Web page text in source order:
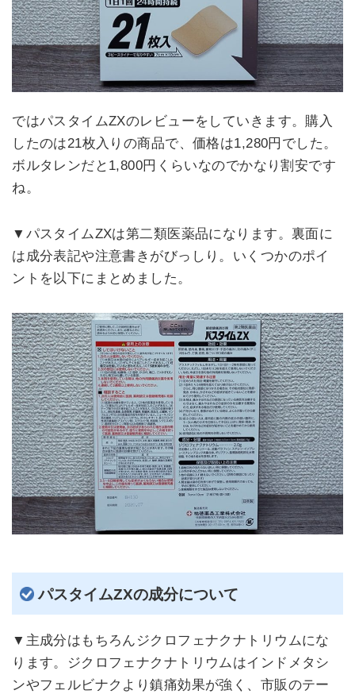
ではパスタイムZXのレビューをしていきます。購入
したのは21枚入りの商品で、価格は1,280円でした。
ボルタレンだと1,800円くらいなのでかなり割安です
ね。
▼パスタイムZXは第二類医薬品になります。裏面に
は成分表記や注意書きがびっしり。いくつかのポイ
ントを以下にまとめました。
パスタイムZXの成分について
▼主成分はもちろんジクロフェナクナトリウムにな
ります。ジクロフェナクナトリウムはインドメタシ
ンやフェルビナクより鎮痛効果が強く、市販のテー